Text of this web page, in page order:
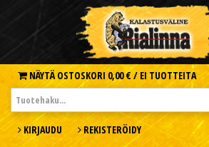
NÄYTÄ OSTOSKORI 0,00 € / EI TUOTTEITA
KIRJAUDU REKISTERÖIDY